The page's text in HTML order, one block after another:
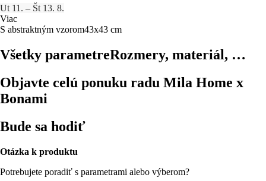
Ut 11. – Št 13. 8.
Viac
S abstraktným vzorom43x43 cm
Všetky parametreRozmery, materiál, …
Objavte celú ponuku radu Mila Home x
Bonami
Bude sa hodiť
Otázka k produktu
Potrebujete poradiť s parametrami alebo výberom?